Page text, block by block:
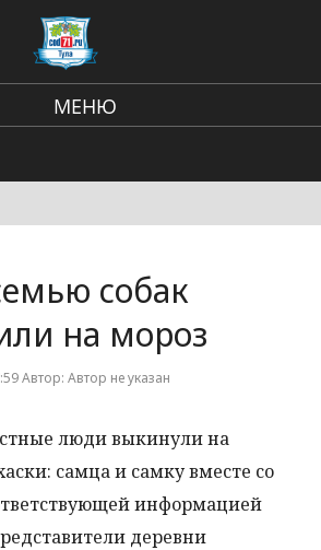
МЕНЮ
Городские события
собак
на мороз
Автор: Автор не указан
люди выкинули на
самца и самку вместе со
информацией
деревни